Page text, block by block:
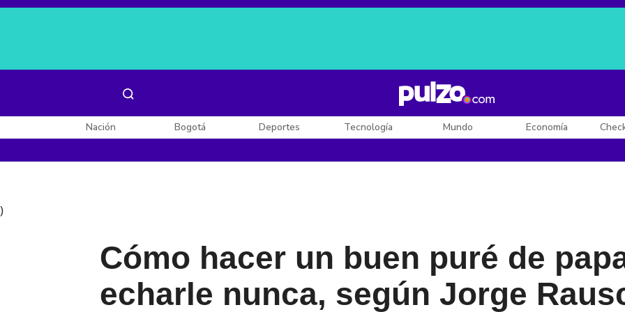
Posesión de De la Espriella
Nación Bogotá Deportes Tecnología Mundo Economía
)
Cómo hacer un buen puré de
echarle nunca, según Jorge